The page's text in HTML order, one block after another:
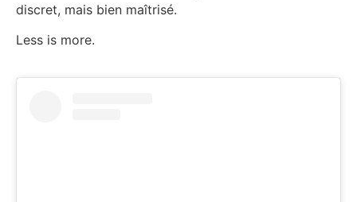
discret, mais bien maîtrisé.
Less is more.